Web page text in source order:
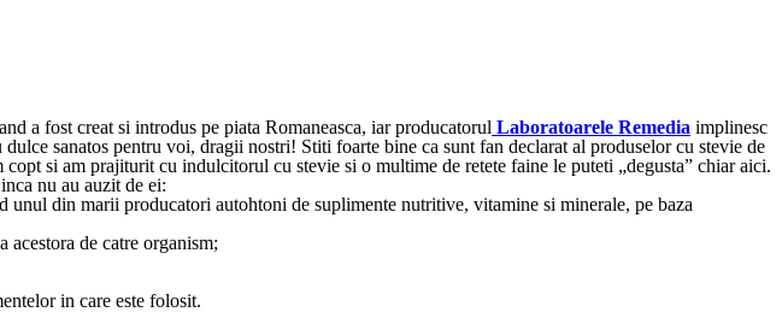
a fost creat si introdus pe piata Romaneasca, iar producatorul Laboratoarele Remedia implinesc
sanatos pentru voi, dragii nostri! Stiti foarte bine ca sunt fan declarat al produselor cu stevie de
si am prajiturit cu indulcitorul cu stevie si o multime de retete faine le puteti „degusta” chiar aici.
nu au auzit de ei:
unul din marii producatori autohtoni de suplimente nutritive, vitamine si minerale, pe baza
de catre organism;
in care este folosit.